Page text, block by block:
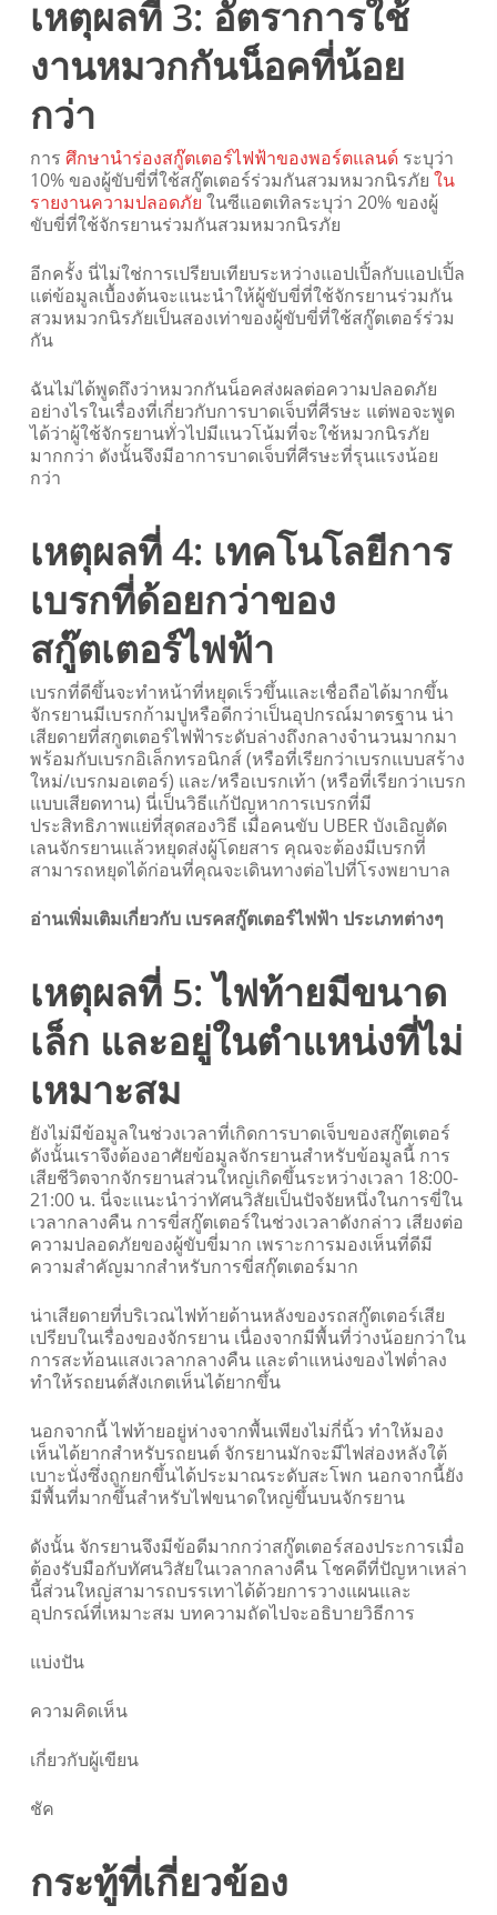
เหตุผลที่ 3: อัตราการใช้
งานหมวกกันน็อคที่น้อย
กว่า
การ ศึกษานำร่องสกู๊ตเตอร์ไฟฟ้าของพอร์ตแลนด์ระบุว่า
10% ของผู้ขับขี่ที่ใช้สกู๊ตเตอร์ร่วมกันสวมหมวกนิรภัย ใน
รายงานความปลอดภัย ในซีแอตเทิลระบุว่า 20% ของผู้
ขับขี่ที่ใช้จักรยานร่วมกันสวมหมวกนิรภัย
อีกครั้ง นี่ไม่ใช่การเปรียบเทียบระหว่างแอปเปิ้ลกับแอปเปิ้ล
แต่ข้อมูลเบื้องต้นจะแนะนำให้ผู้ขับขี่ที่ใช้จักรยานร่วมกัน
สวมหมวกนิรภัยเป็นสองเท่าของผู้ขับขี่ที่ใช้สกู๊ตเตอร์ร่วม
กัน
ฉันไม่ได้พูดถึงว่าหมวกกันน็อคส่งผลต่อความปลอดภัย
อย่างไรในเรื่องที่เกี่ยวกับการบาดเจ็บที่ศีรษะ แต่พอจะพูด
ได้ว่าผู้ใช้จักรยานทั่วไปมีแนวโน้มที่จะใช้หมวกนิรภัย
มากกว่า ดังนั้นจึงมีอาการบาดเจ็บที่ศีรษะที่รุนแรงน้อย
กว่า
เหตุผลที่ 4: เทคโนโลยีการ
เบรกที่ด้อยกว่าของ
สกู๊ตเตอร์ไฟฟ้า
เบรกที่ดีขึ้นจะทำหน้าที่หยุดเร็วขึ้นและเชื่อถือได้มากขึ้น
จักรยานมีเบรกก้ามปูหรือดีกว่าเป็นอุปกรณ์มาตรฐาน น่า
เสียดายที่สกูตเตอร์ไฟฟ้าระดับล่างถึงกลางจำนวนมากมา
พร้อมกับเบรกอิเล็กทรอนิกส์ (หรือที่เรียกว่าเบรกแบบสร้าง
ใหม่/เบรกมอเตอร์) และ/หรือเบรกเท้า (หรือที่เรียกว่าเบรก
แบบเสียดทาน) นี่เป็นวิธีแก้ปัญหาการเบรกที่มี
ประสิทธิภาพแย่ที่สุดสองวิธี เมื่อคนขับ UBER บังเอิญตัด
เลนจักรยานแล้วหยุดส่งผู้โดยสาร คุณจะต้องมีเบรกที่
สามารถหยุดได้ก่อนที่คุณจะเดินทางต่อไปที่โรงพยาบาล
อ่านเพิ่มเติมเกี่ยวกับ เบรคสกู๊ตเตอร์ไฟฟ้า ประเภทต่างๆ
เหตุผลที่ 5: ไฟท้ายมีขนาด
เล็ก และอยู่ในตำแหน่งที่ไม่
เหมาะสม
ยังไม่มีข้อมูลในช่วงเวลาที่เกิดการบาดเจ็บของสกู๊ตเตอร์
ดังนั้นเราจึงต้องอาศัยข้อมูลจักรยานสำหรับข้อมูลนี้ การ
เสียชีวิตจากจักรยานส่วนใหญ่เกิดขึ้นระหว่างเวลา 18:00-
21:00 น. นี่จะแนะนำว่าทัศนวิสัยเป็นปัจจัยหนึ่งในการขี่ใน
เวลากลางคืน การขี่สกู๊ตเตอร์ในช่วงเวลาดังกล่าว เสียงต่อ
ความปลอดภัยของผู้ขับขี่มาก เพราะการมองเห็นที่ดีมี
ความสำคัญมากสำหรับการขี่สกุ๊ตเตอร์มาก
น่าเสียดายที่บริเวณไฟท้ายด้านหลังของรถสกู๊ตเตอร์เสีย
เปรียบในเรื่องของจักรยาน เนื่องจากมีพื้นที่ว่างน้อยกว่าใน
การสะท้อนแสงเวลากลางคืน และตำแหน่งของไฟต่ำลง
ทำให้รถยนต์สังเกตเห็นได้ยากขึ้น
นอกจากนี้ ไฟท้ายอยู่ห่างจากพื้นเพียงไม่กี่นิ้ว ทำให้มอง
เห็นได้ยากสำหรับรถยนต์ จักรยานมักจะมีไฟส่องหลังใต้
เบาะนั่งซึ่งถูกยกขึ้นได้ประมาณระดับสะโพก นอกจากนี้ยัง
มีพื้นที่มากขึ้นสำหรับไฟขนาดใหญ่ขึ้นบนจักรยาน
ดังนั้น จักรยานจึงมีข้อดีมากกว่าสกู๊ตเตอร์สองประการเมื่อ
ต้องรับมือกับทัศนวิสัยในเวลากลางคืน โชคดีที่ปัญหาเหล่า
นี้ส่วนใหญ่สามารถบรรเทาได้ด้วยการวางแผนและ
อุปกรณ์ที่เหมาะสม บทความถัดไปจะอธิบายวิธีการ
แบ่งปัน
ความคิดเห็น
เกี่ยวกับผู้เขียน
ชัค
กระทู้ที่เกี่ยวข้อง